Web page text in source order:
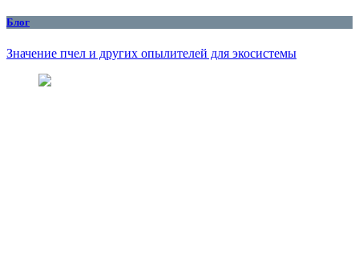
Блог
Значение пчел и других опылителей для экосистемы